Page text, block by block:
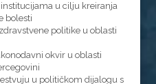
u cilju kreiranja
bolesti
politike u oblasti
okvir u oblasti
u političkom dijalogu s